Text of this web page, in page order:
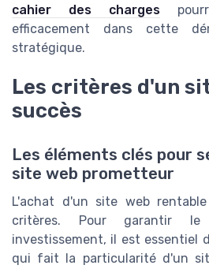
cahier des charges
efficacement dans cette
stratégique.
Les critères d'un
succès
Les éléments clés pour
site web prometteur
L'achat d'un site web
critères. Pour garantir
investissement, il est essentiel
qui fait la particularité d'un